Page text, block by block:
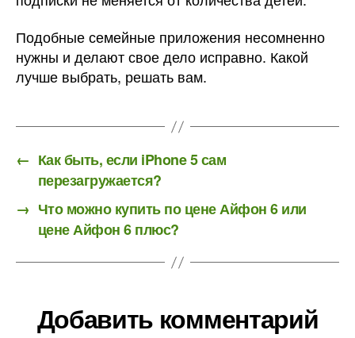
Подобные семейные приложения несомненно
нужны и делают свое дело исправно. Какой
лучше выбрать, решать вам.
← Как быть, если iPhone 5 сам
перезагружается?
→ Что можно купить по цене Айфон 6 или
цене Айфон 6 плюс?
Добавить комментарий